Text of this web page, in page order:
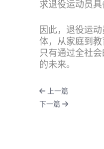
求退役运动员
因此，退役运
体，从家庭到
只有通过全社
的未来。
上一篇
下一篇